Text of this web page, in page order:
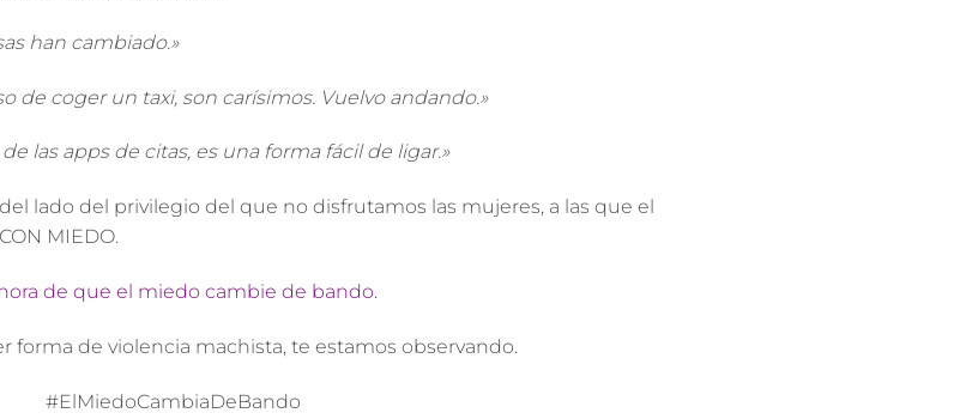
han cambiado.»
de coger un taxi, son carísimos. Vuelvo andando.»
las apps de citas, es una forma fácil de ligar.»
lado del privilegio del que no disfrutamos las mujeres, a las que el
MIEDO.
de que el miedo cambie de bando.
forma de violencia machista, te estamos observando.
#ElMiedoCambiaDeBando